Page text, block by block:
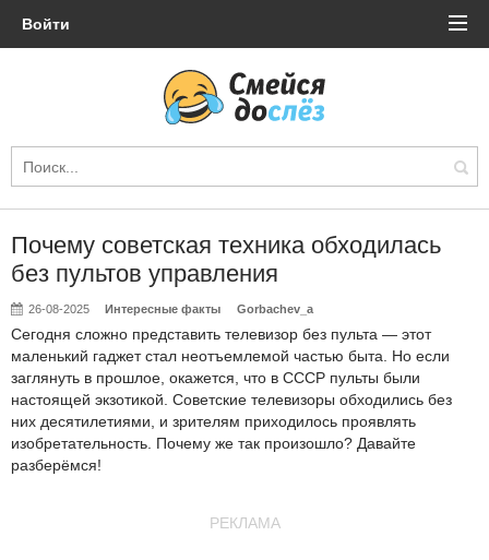
Войти
Почему советская техника обходилась
без пультов управления
26-08-2025 Интересные факты Gorbachev_a
Сегодня сложно представить телевизор без пульта — этот
маленький гаджет стал неотъемлемой частью быта. Но если
заглянуть в прошлое, окажется, что в СССР пульты были
настоящей экзотикой. Советские телевизоры обходились без
них десятилетиями, и зрителям приходилось проявлять
изобретательность. Почему же так произошло? Давайте
разберёмся!
РЕКЛАМА